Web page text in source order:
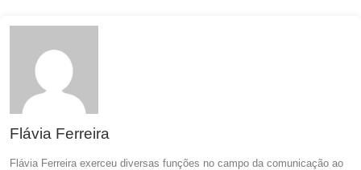
Flávia Ferreira
Flávia Ferreira exerceu diversas funções no campo da comunicação ao